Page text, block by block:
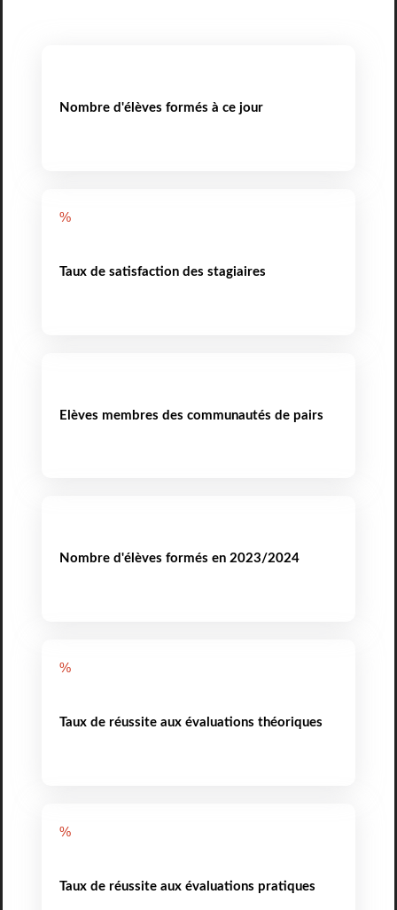
Nombre d'élèves formés à ce jour
%
Taux de satisfaction des stagiaires
Elèves membres des communautés de pairs
Nombre d'élèves formés en 2023/2024
%
Taux de réussite aux évaluations théoriques
%
Taux de réussite aux évaluations pratiques